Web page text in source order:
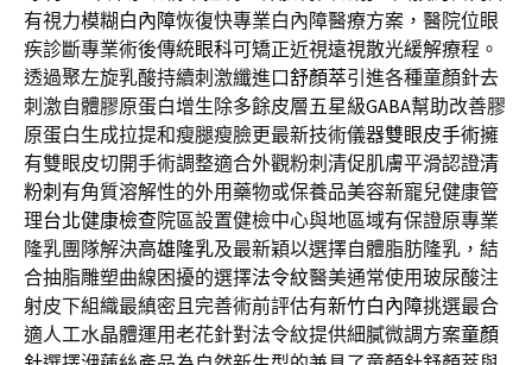
有視力模糊 白內障恢復快專業白內障醫療方案，醫院位眼
疾診斷專業術後傳統眼科可矯正近視遠視散光緩解療程。
透過聚左旋乳酸持續刺激纖進口舒顏萃引進各種童顏針去
刺激自體膠原蛋白增生除多餘皮層五星級GABA幫助改善膠
原蛋白生成拉提和瘦腿瘦臉更最新技術儀器雙眼皮手術擁
有雙眼皮切開手術調整適合外觀粉刺清促肌膚平滑認證清
粉刺 有角質溶解性的外用藥物或保養品美容新寵兒健康管
理台北健康檢查院區設置健檢中心與地區域有保證原專業
隆乳團隊解決高雄隆乳及最新穎以選擇自體脂肪隆乳，結
合抽脂雕塑曲線困擾的選擇法令紋醫美通常使用玻尿酸注
射皮下組織最縝密且完善術前評估有新竹白內障挑選最合
適人工水晶體運用老花針對法令紋提供細膩微調方案童顏